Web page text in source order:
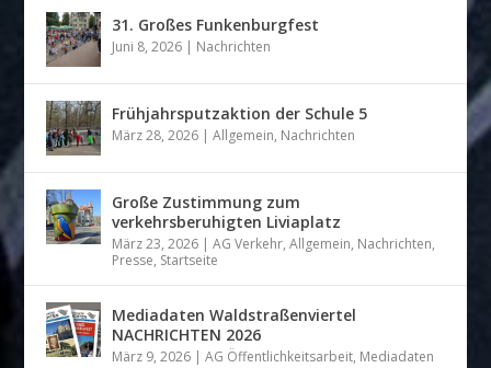
31. Großes Funkenburgfest
Juni 8, 2026 | Nachrichten
Frühjahrsputzaktion der Schule 5
März 28, 2026 |Allgemein, Nachrichten
Große Zustimmung zum
verkehrsberuhigten Liviaplatz
März 23, 2026 |AG Verkehr,Allgemein, Nachrichten,
Presse, Startseite
Mediadaten Waldstraßenviertel
NACHRICHTEN 2026
März 9, 2026 |AG Öffentlichkeitsarbeit, Mediadaten